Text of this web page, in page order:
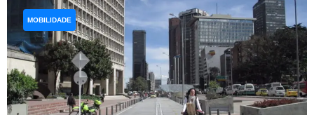
MOBILIDADE